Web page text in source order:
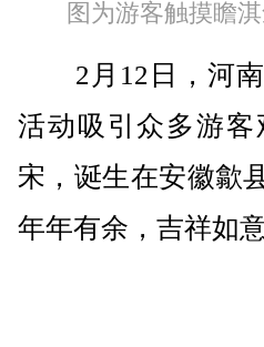
图为游客触摸瞻
2月12日，河南
活动吸引众多游
宋，诞生在安徽歙
年年有余，吉祥如意